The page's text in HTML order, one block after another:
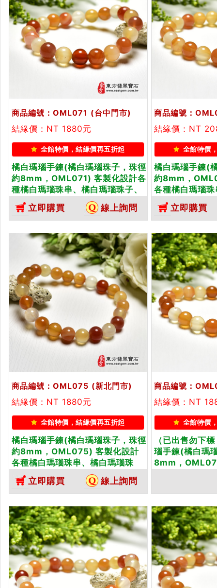
商品編號：OML071 (台中門市)
結緣價：NT 1880元
全館特價，結緣價再五折起
橘白瑪瑙手鍊(橘白瑪瑙珠子，珠徑
約8mm，OML071) 客製化設計各
種橘白瑪瑙珠串、橘白瑪瑙珠子、
橘白瑪瑙手鍊、橘白瑪瑙手珠。★
附東方翡翠寶石保證卡
立即購買 線上詢問
商品編號：
結緣價：NT
全館特價
橘白瑪瑙手鍊(
約8mm，
各種橘白瑪瑙
子、橘白瑪瑙
珠。★附東方
立即購買
商品編號：OML075 (新北門市)
結緣價：NT 1880元
全館特價，結緣價再五折起
橘白瑪瑙手鍊(橘白瑪瑙珠子，珠徑
約8mm，OML075) 客製化設計
各種橘白瑪瑙珠串、橘白瑪瑙珠
子、橘白瑪瑙手鍊、橘白瑪瑙手
珠。★附東方翡翠寶石保證卡
立即購買 線上詢問
商品編號：
結緣價：NT
全館特價
（已出售勿下
瑙手鍊(橘白瑪
8mm，
東方翡翠寶石保